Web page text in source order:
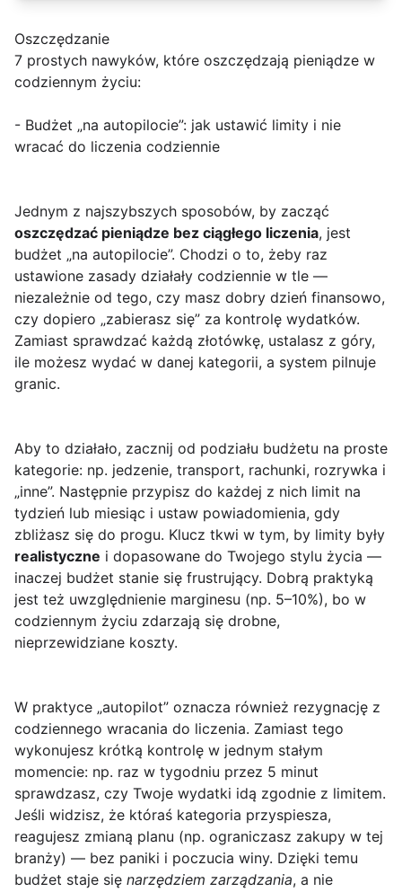
Oszczędzanie
7 prostych nawyków, które oszczędzają pieniądze w
codziennym życiu:
- Budżet „na autopilocie”: jak ustawić limity i nie
wracać do liczenia codziennie
Jednym z najszybszych sposobów, by zacząć
oszczędzać pieniądze bez ciągłego liczenia, jest
budżet „na autopilocie”. Chodzi o to, żeby raz
ustawione zasady działały codziennie w tle —
niezależnie od tego, czy masz dobry dzień finansowo,
czy dopiero „zabierasz się” za kontrolę wydatków.
Zamiast sprawdzać każdą złotówkę, ustalasz z góry,
ile możesz wydać w danej kategorii, a system pilnuje
granic.
Aby to działało, zacznij od podziału budżetu na proste
kategorie: np. jedzenie, transport, rachunki, rozrywka i
„inne”. Następnie przypisz do każdej z nich limit na
tydzień lub miesiąc i ustaw powiadomienia, gdy
zbliżasz się do progu. Klucz tkwi w tym, by limity były
realistyczne i dopasowane do Twojego stylu życia —
inaczej budżet stanie się frustrujący. Dobrą praktyką
jest też uwzględnienie marginesu (np. 5–10%), bo w
codziennym życiu zdarzają się drobne,
nieprzewidziane koszty.
W praktyce „autopilot” oznacza również rezygnację z
codziennego wracania do liczenia. Zamiast tego
wykonujesz krótką kontrolę w jednym stałym
momencie: np. raz w tygodniu przez 5 minut
sprawdzasz, czy Twoje wydatki idą zgodnie z limitem.
Jeśli widzisz, że któraś kategoria przyspiesza,
reagujesz zmianą planu (np. ograniczasz zakupy w tej
branży) — bez paniki i poczucia winy. Dzięki temu
budżet staje się narzędziem zarządzania, a nie